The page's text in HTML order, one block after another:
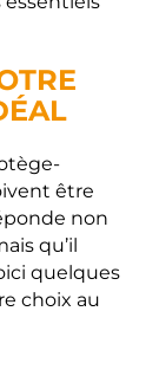
être
non
qu’il
quelques
choix au